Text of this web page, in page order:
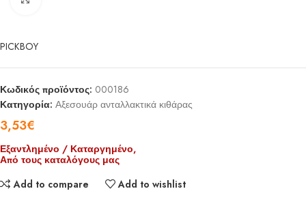
PICKBOY
Κωδικός προϊόντος: 000186
Κατηγορία: Αξεσουάρ ανταλλακτικά κιθάρας
3,53€
Εξαντλημένο / Καταργημένο,
Από τους καταλόγους μας
Add to compare
Add to wishlist